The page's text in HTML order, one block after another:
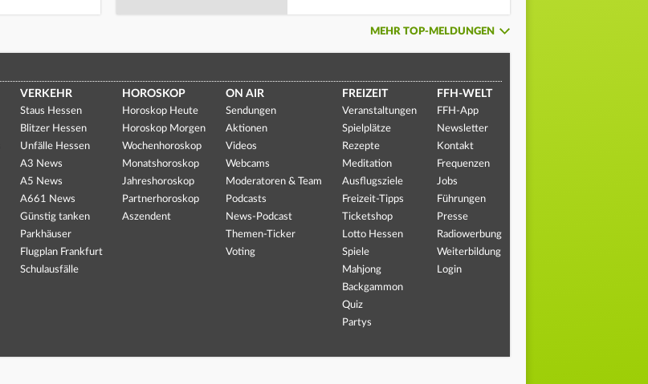
MEHR TOP-MELDUNGEN
VERKEHR
Staus Hessen
Blitzer Hessen
Unfälle Hessen
A3 News
A5 News
A661 News
Günstig tanken
Parkhäuser
Flugplan Frankfurt
Schulausfälle
HOROSKOP
Horoskop Heute
Horoskop Morgen
Wochenhoroskop
Monatshoroskop
Jahreshoroskop
Partnerhoroskop
Aszendent
ON AIR
Sendungen
Aktionen
Videos
Webcams
Moderatoren & Team
Podcasts
News-Podcast
Themen-Ticker
Voting
FREIZEIT
Veranstaltungen
Spielplätze
Rezepte
Meditation
Ausflugsziele
Freizeit-Tipps
Ticketshop
Lotto Hessen
Spiele
Mahjong
Backgammon
Quiz
Partys
FFH-WELT
FFH-App
Newsletter
Kontakt
Frequenzen
Jobs
Führungen
Presse
Radiowerbung
Weiterbildung
Login